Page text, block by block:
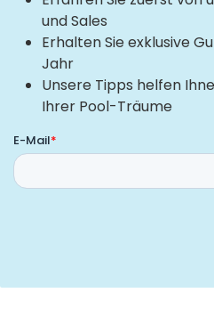
und Sales
Erhalten Sie exklusive
Jahr
Unsere Tipps helfen
Ihrer Pool-Träume